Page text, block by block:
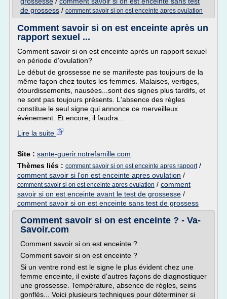
de grossess / comment savoir si on est enceinte apres ovulation
Comment savoir si on est enceinte après un
rapport sexuel ...
Comment savoir si on est enceinte après un rapport sexuel
en période d'ovulation?
Le début de grossesse ne se manifeste pas toujours de la
même façon chez toutes les femmes. Malaises, vertiges,
étourdissements, nausées...sont des signes plus tardifs, et
ne sont pas toujours présents. L'absence des règles
constitue le seul signe qui annonce ce merveilleux
évènement. Et encore, il faudra...
Lire la suite
Site : sante-guerir.notrefamille.com
Thèmes liés : comment savoir si on est enceinte apres rapport/
comment savoir si l'on est enceinte apres ovulation /
comment savoir si on est enceinte apres ovulation / comment
savoir si on est enceinte avant le test de grossesse /
comment savoir si on est enceinte sans test de grossess
Comment savoir si on est enceinte ? - Va-
Savoir.com
Comment savoir si on est enceinte ?
Comment savoir si on est enceinte ?
Si un ventre rond est le signe le plus évident chez une
femme enceinte, il existe d'autres façons de diagnostiquer
une grossesse. Température, absence de règles, seins
gonflés... Voici plusieurs techniques pour déterminer si